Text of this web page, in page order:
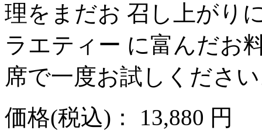
理をまだお 召し上がり
ラエティー に富んだお
席で一度お試しくださ
価格(税込) ： 13,880 円